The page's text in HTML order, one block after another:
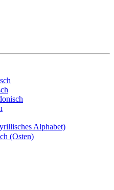
Alphabet)
(Osten)